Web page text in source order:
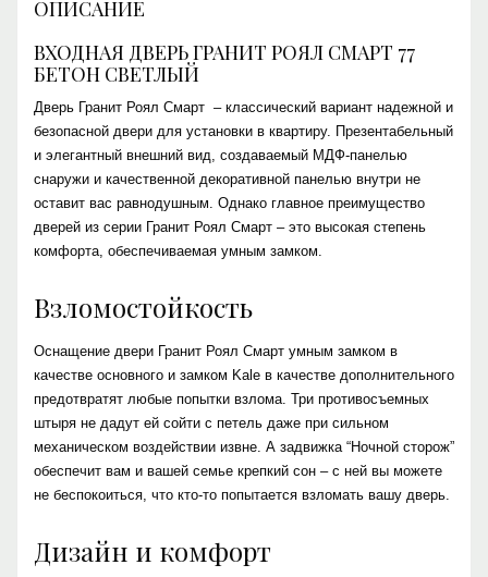
ОПИСАНИЕ
ВХОДНАЯ ДВЕРЬ ГРАНИТ РОЯЛ СМАРТ 77
БЕТОН СВЕТЛЫЙ
Дверь Гранит Роял Смарт – классический вариант надежной и
безопасной двери для установки в квартиру. Презентабельный
и элегантный внешний вид, создаваемый МДФ-панелью
снаружи и качественной декоративной панелью внутри не
оставит вас равнодушным. Однако главное преимущество
дверей из серии Гранит Роял Смарт – это высокая степень
комфорта, обеспечиваемая умным замком.
Взломостойкость
Оснащение двери Гранит Роял Смарт умным замком в
качестве основного и замком Kale в качестве дополнительного
предотвратят любые попытки взлома. Три противосъемных
штыря не дадут ей сойти с петель даже при сильном
механическом воздействии извне. А задвижка “Ночной сторож”
обеспечит вам и вашей семье крепкий сон – с ней вы можете
не беспокоиться, что кто-то попытается взломать вашу дверь.
Дизайн и комфорт